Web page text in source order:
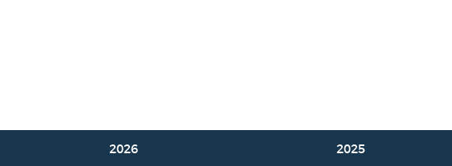
2026 2025